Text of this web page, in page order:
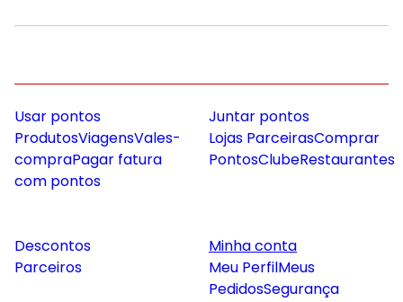
Usar pontos
ProdutosViagensVales-
compraPagar fatura
com pontos
Juntar pontos
Lojas ParceirasComprar
PontosClubeRestaurantes
Descontos
Parceiros
Minha conta
Meu PerfilMeus
PedidosSegurança